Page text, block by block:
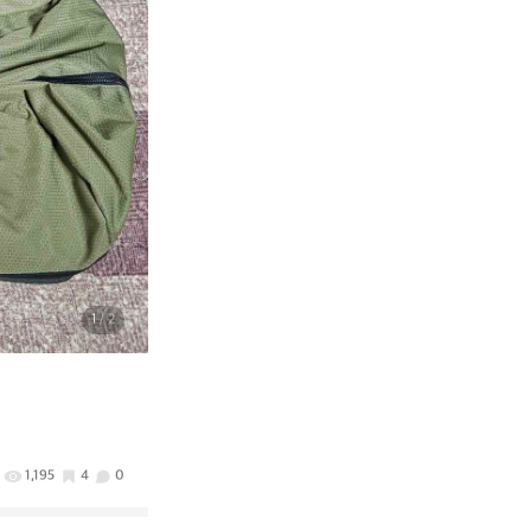
1/ 2
1,195 4 0